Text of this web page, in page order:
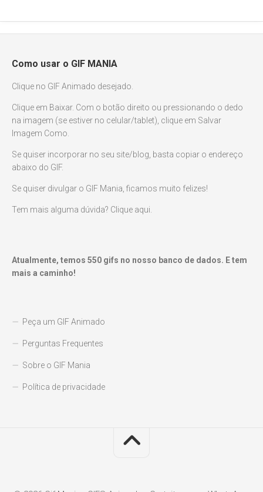
Como usar o GIF MANIA
Clique no GIF Animado desejado.
Clique em Baixar. Com o botão direito ou pressionando o dedo
na imagem (se estiver no celular/tablet), clique em Salvar
Imagem Como.
Se quiser incorporar no seu site/blog, basta copiar o endereço
abaixo do GIF.
Se quiser divulgar o GIF Mania, ficamos muito felizes!
Tem mais alguma dúvida? Clique aqui.
Atualmente, temos 550 gifs no nosso banco de dados. E tem
mais a caminho!
Peça um GIF Animado
Perguntas Frequentes
Sobre o GIF Mania
Política de privacidade